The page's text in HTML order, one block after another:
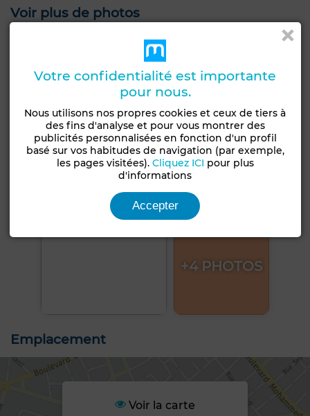
Voir plus de photos
+4 PHOTOS
Emplacement
Voir la carte
Votre confidentialité est importante
pour nous.
Nous utilisons nos propres cookies et ceux de tiers à
des fins d'analyse et pour vous montrer des
publicités personnalisées en fonction d'un profil
basé sur vos habitudes de navigation (par exemple,
les pages visitées). Cliquez ICI pour plus
d'informations
Accepter